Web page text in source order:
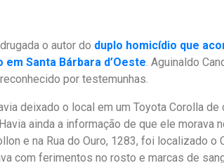
o autor do duplo homicídio que
Santa Bárbara d’Oeste. Aguinaldo
por testemunhas.
deixado o local em um Toyota Corolla de
ainda a informação de que ele morava
e na Rua do Ouro, 1283, foi localizado o
com ferimentos no rosto e marcas de